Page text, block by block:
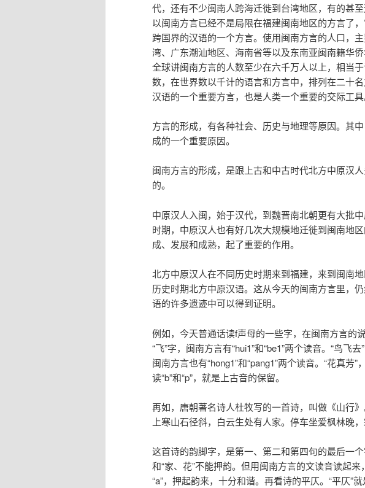
代，还有不少闽南人跨海迁徙到台湾地区，有的甚
以闽南方言已经不是局限在福建闽南地区的方言了
跨国界的汉语的一个方言。使用闽南方言的人口，
湾、广东潮汕地区、海南省等以及东南亚闽南籍华
全球讲闽南方言的人数至少在六千万人以上，相当
数，在世界数以千计的语言和方言中，排列在二十
汉语的一个重要方言，也是人类一个重要的交际工具
方言的形成，有各种社会、历史与地理等原因。其
成的一个重要原因。
闽南方言的形成，是跟上古和中古时代北方中原汉
的。
中原汉人入闽，始于汉代，到魏晋南北朝更有大批
时期，中原汉人也有好几次大规模地迁徙到闽南地
成、发展和成熟，起了重要的作用。
北方中原汉人在不同历史时期来到福建，来到闽南
历史时期北方中原汉语。这从今天的闽南方言里，
语的许多遗迹中可以得到证明。
例如，今天普通话读f声母的一些字，在闽南方言的
“飞”字，闽南方言有“hui1”和“be1”两个读音。“鸟飞去
闽南方言也有“hong1”和“pang1”两个读音。“花真芳”
读“b”和“p”，就是上古音的保留。
再如，唐朝著名诗人杜牧写的一首诗，叫做《山行
上寒山石径斜，白云生处有人家。停车坐爱枫林晚，
这首诗的韵脚字，是第一、第二和第四句的最后一
和“家、花”不能押韵。但用闽南方言的文读音读起
“a”，押起韵来，十分和谐。再看诗的平仄。“平仄”